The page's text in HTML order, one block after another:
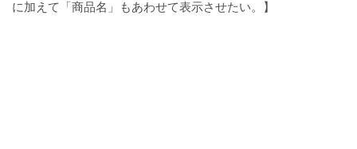
に加えて「商品名」もあわせて表示させたい。】